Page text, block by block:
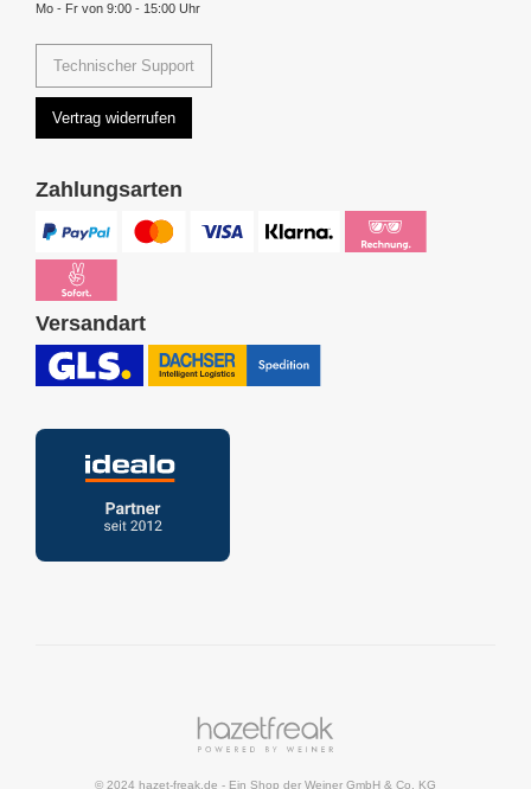
Mo - Fr von 9:00 - 15:00 Uhr
Technischer Support
Vertrag widerrufen
Zahlungsarten
Versandart
© 2024 hazet-freak.de - Ein Shop der Weiner GmbH & Co. KG